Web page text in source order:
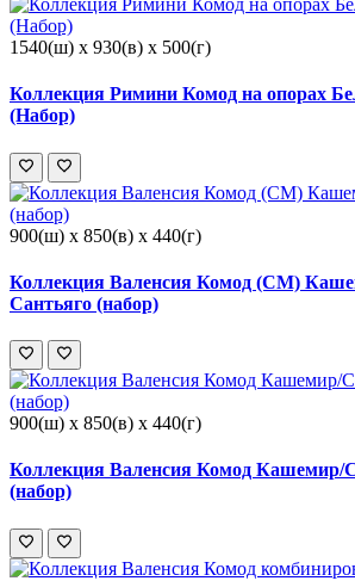
1540(ш) x 930(в) x 500(г)
Коллекция Римини Комод на опорах
(Набор)
900(ш) x 850(в) x 440(г)
Коллекция Валенсия Комод (СМ)
Сантьяго (набор)
900(ш) x 850(в) x 440(г)
Коллекция Валенсия Комод Кашемир/
(набор)